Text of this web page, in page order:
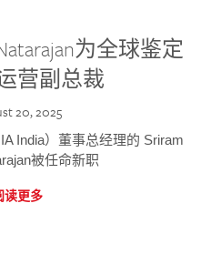
为全球鉴定
营副总裁
20, 2025
India）董事总经理的 Sriram
被任命新职
读更多